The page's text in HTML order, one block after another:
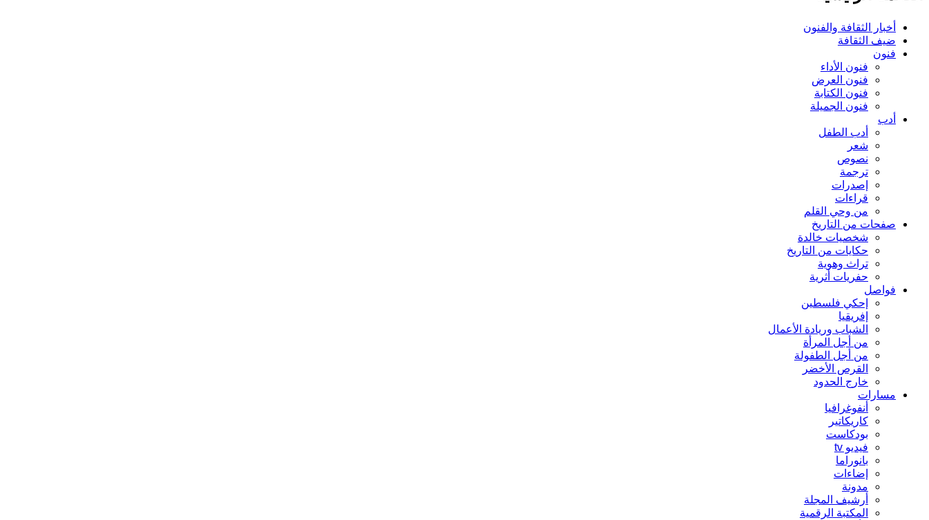
أخبار الثقافة والفنون
ضيف الثقافة
فنون
فنون الأداء
فنون العرض
فنون الكتابة
فنون الجميلة
أدب
أدب الطفل
شعر
نصوص
ترجمة
إصدرات
قراءات
من وحي القلم
صفحات من التاريخ
شخصيات خالدة
حكايات من التاريخ
تراث وهوية
حفريات أثرية
فواصل
إحكي فلسطين
إفريقيا
الشباب وريادة الأعمال
من أجل المرأة
من أجل الطفولة
القرص الأخضر
خارج الحدود
مسارات
أنفوغرافيا
كاريكاتير
بودكاست
فيديو tv
بانوراما
إضاءات
مدونة
أرشيف المجلة
المكتبة الرقمية